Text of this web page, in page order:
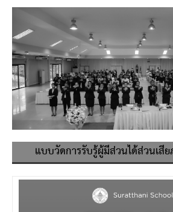
แบบวัดการรับรู้ผู้มีส่วนได้ส่วนเสี